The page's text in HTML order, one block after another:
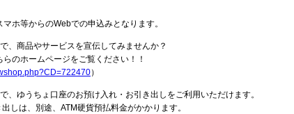
ホ等からのWebでの申込みとなります。
、商品やサービスを宣伝してみませんか？
のホームページをご覧ください！！
）
、ゆうちょ口座のお預け入れ・お引き出しをご利用いただけます。
しは、別途、ATM硬貨預払料金がかかります。